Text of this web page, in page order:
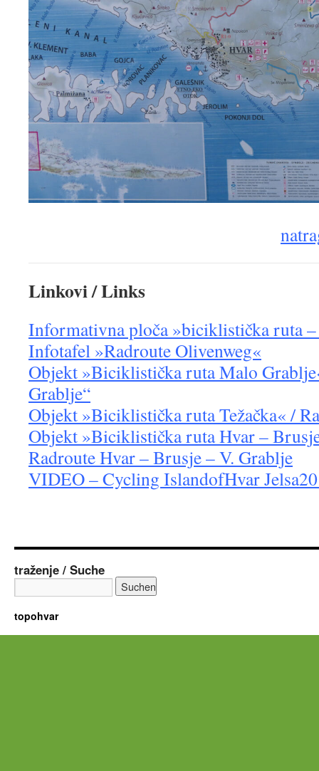
Linkovi / Links
Informativna ploča »biciklistička ruta
Infotafel »Radroute Olivenweg«
Objekt »Biciklistička ruta Malo
Grablje“
Objekt »Biciklistička ruta Težačka« /
Objekt »Biciklistička ruta Hvar –
Radroute Hvar – Brusje – V. Grablje
VIDEO – Cycling IslandofHvar
traženje / Suche
topohvar